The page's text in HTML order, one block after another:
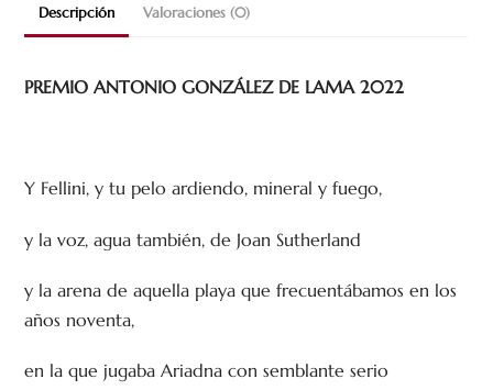
Descripción Valoraciones (0)
PREMIO ANTONIO GONZÁLEZ DE LAMA 2022
Y Fellini, y tu pelo ardiendo, mineral y fuego,
y la voz, agua también, de Joan Sutherland
y la arena de aquella playa que frecuentábamos en los
años noventa,
en la que jugaba Ariadna con semblante serio